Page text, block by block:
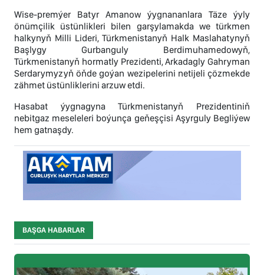
Wise-premýer Batyr Amanow ýygnananlara Täze ýyly
önümçilik üstünlikleri bilen garşylamakda we türkmen
halkynyň Milli Lideri, Türkmenistanyň Halk Maslahatynyň
Başlygy Gurbanguly Berdimuhamedowyň,
Türkmenistanyň hormatly Prezidenti, Arkadagly Gahryman
Serdarymyzyň öňde goýan wezipelerini netijeli çözmekde
zähmet üstünliklerini arzuw etdi.
Hasabat ýygnagyna Türkmenistanyň Prezidentiniň
nebitgaz meseleleri boýunça geňeşçisi Aşyrguly Begliýew
hem gatnaşdy.
BAŞGA HABARLAR